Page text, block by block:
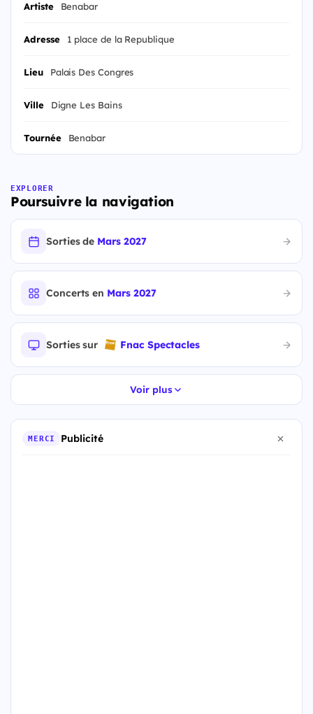
Artiste Benabar
Adresse 1 place de la Republique
Lieu Palais Des Congres
Ville Digne Les Bains
Tournée Benabar
EXPLORER
Poursuivre la navigation
Sorties de Mars 2027
Concerts en Mars 2027
Sorties sur Fnac Spectacles
Voir plus
MERCI Publicité